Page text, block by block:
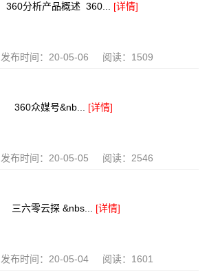
360分析产品概述 360... [详情]
发布时间：20-05-06 阅读：1509
360众媒号&nb... [详情]
发布时间：20-05-05 阅读：2546
三六零云探 &nbs... [详情]
发布时间：20-05-04 阅读：1601